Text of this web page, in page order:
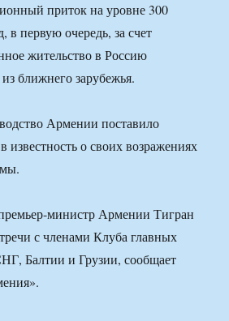
приток на уровне 300
в первую очередь, за счет
жительство в Россию
ближнего зарубежья.
Армении поставило
известность о своих возражениях
министр Армении Тигран
с членами Клуба главных
Балтии и Грузии, сообщает